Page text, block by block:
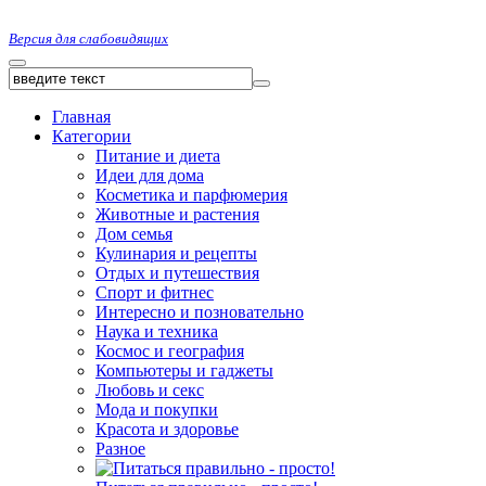
Версия для слабовидящих
Главная
Категории
Питание и диета
Идеи для дома
Косметика и парфюмерия
Животные и растения
Дом семья
Кулинария и рецепты
Отдых и путешествия
Спорт и фитнес
Интересно и позновательно
Наука и техника
Космос и география
Компьютеры и гаджеты
Любовь и секс
Мода и покупки
Красота и здоровье
Разное